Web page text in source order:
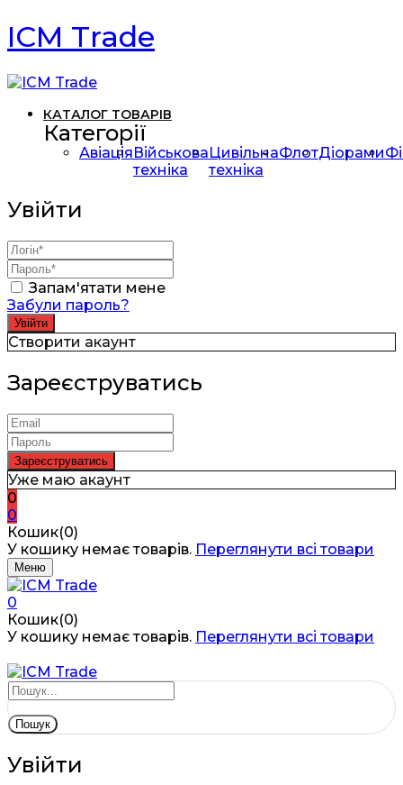
ICM Trade
КАТАЛОГ ТОВАРІВ
Категорії
АвіаціяВійськова
техніка
Цивільна
техніка
ФлотДіорами
Увійти
Запам'ятати мене
Забули пароль?
Створити акаунт
Зареєструватись
Уже маю акаунт
0
0
Кошик(0)
У кошику немає товарів. Переглянути всі товари
Меню
0
Кошик(0)
У кошику немає товарів. Переглянути всі товари
Пошук
Увійти